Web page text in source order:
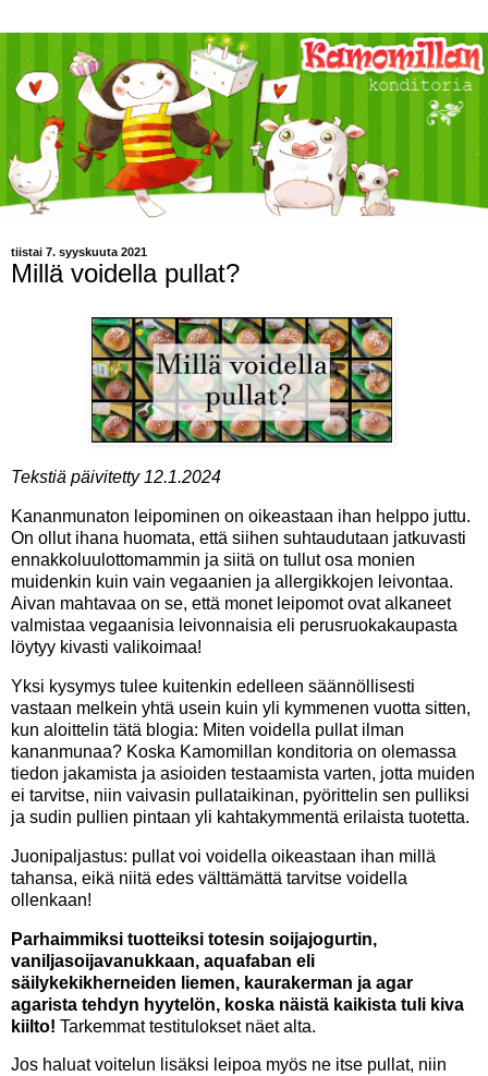
tiistai 7. syyskuuta 2021
Millä voidella pullat?
Tekstiä päivitetty 12.1.2024
Kananmunaton leipominen on oikeastaan ihan helppo juttu.
On ollut ihana huomata, että siihen suhtaudutaan jatkuvasti
ennakkoluulottomammin ja siitä on tullut osa monien
muidenkin kuin vain vegaanien ja allergikkojen leivontaa.
Aivan mahtavaa on se, että monet leipomot ovat alkaneet
valmistaa vegaanisia leivonnaisia eli perusruokakaupasta
löytyy kivasti valikoimaa!
Yksi kysymys tulee kuitenkin edelleen säännöllisesti
vastaan melkein yhtä usein kuin yli kymmenen vuotta sitten,
kun aloittelin tätä blogia: Miten voidella pullat ilman
kananmunaa? Koska Kamomillan konditoria on olemassa
tiedon jakamista ja asioiden testaamista varten, jotta muiden
ei tarvitse, niin vaivasin pullataikinan, pyörittelin sen pulliksi
ja sudin pullien pintaan yli kahtakymmentä erilaista tuotetta.
Juonipaljastus: pullat voi voidella oikeastaan ihan millä
tahansa, eikä niitä edes välttämättä tarvitse voidella
ollenkaan!
Parhaimmiksi tuotteiksi totesin soijajogurtin,
vaniljasoijavanukkaan, aquafaban eli
säilykekikherneiden liemen, kaurakerman ja agar
agarista tehdyn hyytelön, koska näistä kaikista tuli kiva
kiilto! Tarkemmat testitulokset näet alta.
Jos haluat voitelun lisäksi leipoa myös ne itse pullat, niin